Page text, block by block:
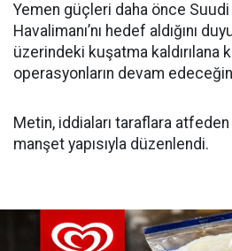
Yemen güçleri daha önce Suudi
Havalimanı’nı hedef aldığını
üzerindeki kuşatma kaldırılana
operasyonların devam
Metin, iddiaları taraflara
manşet yapısıyla düzenlendi.